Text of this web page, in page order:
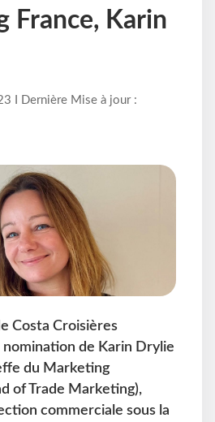
France, Karin
I Dernière Mise à jour :
Costa Croisières
nomination de Karin Drylie
du Marketing
of Trade Marketing),
commerciale sous la